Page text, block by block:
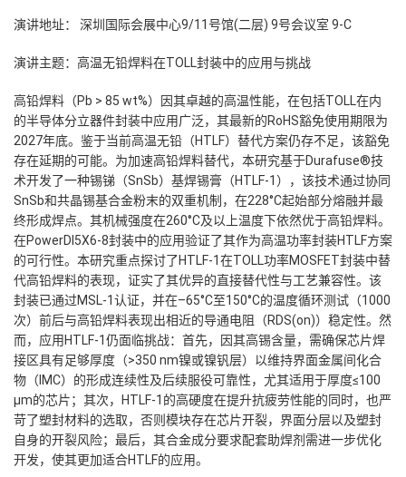
演讲地址： 深圳国际会展中心9/11号馆(二层) 9号会议室 9-C
演讲主题：高温无铅焊料在TOLL封装中的应用与挑战
高铅焊料（Pb > 85 wt%）因其卓越的高温性能，在包括TOLL在内
的半导体分立器件封装中应用广泛，其最新的RoHS豁免使用期限为
2027年底。鉴于当前高温无铅（HTLF）替代方案仍存不足，该豁免
存在延期的可能。为加速高铅焊料替代，本研究基于Durafuse®技
术开发了一种锡锑（SnSb）基焊锡膏（HTLF-1），该技术通过协同
SnSb和共晶锡基合金粉末的双重机制，在228°C起始部分熔融并最
终形成焊点。其机械强度在260°C及以上温度下依然优于高铅焊料。
在PowerDI5X6-8封装中的应用验证了其作为高温功率封装HTLF方案
的可行性。本研究重点探讨了HTLF-1在TOLL功率MOSFET封装中替
代高铅焊料的表现，证实了其优异的直接替代性与工艺兼容性。该
封装已通过MSL-1认证，并在–65°C至150°C的温度循环测试（1000
次）前后与高铅焊料表现出相近的导通电阻（RDS(on)）稳定性。然
而，应用HTLF-1仍面临挑战：首先，因其高锡含量，需确保芯片焊
接区具有足够厚度（>350 nm镍或镍钒层）以维持界面金属间化合
物（IMC）的形成连续性及后续服役可靠性，尤其适用于厚度≤100
μm的芯片；其次，HTLF-1的高硬度在提升抗疲劳性能的同时，也严
苛了塑封材料的选取，否则模块存在芯片开裂，界面分层以及塑封
自身的开裂风险；最后，其合金成分要求配套助焊剂需进一步优化
开发，使其更加适合HTLF的应用。